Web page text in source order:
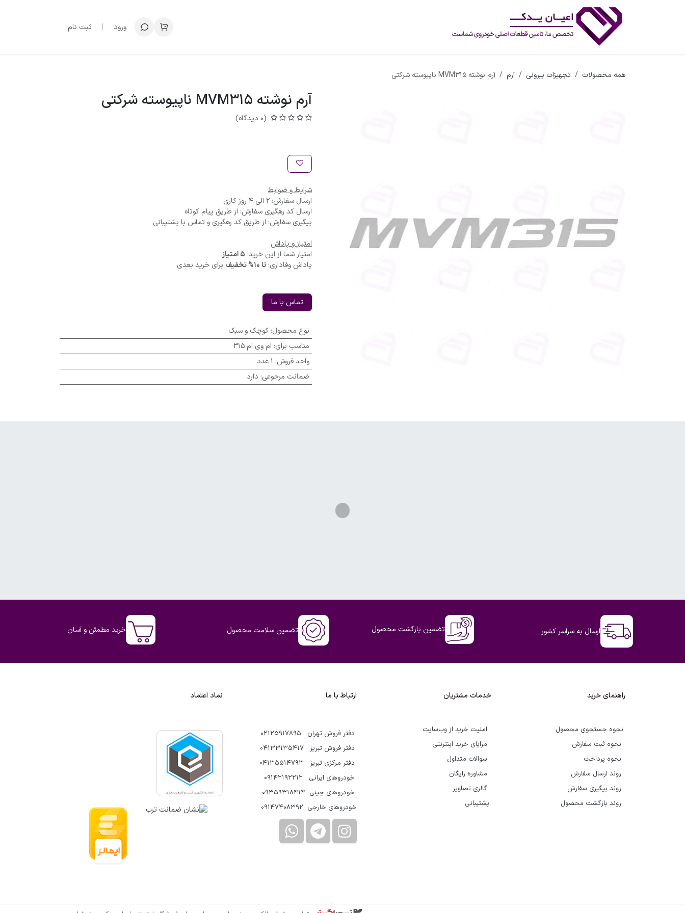
صرف نظر و مشاهده محتوا
ورود | ثبت نام
همه محصولات تجهیزات بیرونی آرم آرم نوشته MVM315 ناپیوسته شرکتی
آرم نوشته MVM315 ناپیوسته شرکتی
(0 دیدگاه)
شرایط و ضوابط
ارسال سفارش: 2 الی 4 روز کاری
ارسال کد رهگیری سفارش: از طریق پیام کوتاه
پیگیری سفارش: از طریق کد رهگیری و تماس با پشتیبانی
امتیاز و پاداش
امتیاز شما از این خرید: 5 امتیاز
پاداش وفاداری: تا 10% تخفیف برای خرید بعدی
تماس با ما
نوع محصول: کوچک و سبک
مناسب برای: ام وی ام 315
واحد فروش: 1 عدد
ضمانت مرجوعی: دارد
ارسال به سراسر کشور تضمین بازگشت محصول تضمین سلامت محصول خرید مطمئن و آسان
راهنمای خرید
نحوه جستجوی محصول
نحوه ثبت سفارش
نحوه پرداخت
روند ارسال سفارش
روند پیگیری سفارش
روند بازگشت محصول
خدمات مشتریان
امنیت خرید از وب‌سایت
مزایای خرید اینترنتی
سوالات متداول
مشاوره رایگان
گالری تصاویر
پشتیبانی
ارتباط با ما
دفتر فروش تهران 02125917895
دفتر فروش تبریز 04133135417
دفتر مرکزی تبریز 04135514793
خودروهای ایرانی 09142192212
خودروهای چینی 09359318414
خودروهای خارجی 09147408392
نماد اعتماد